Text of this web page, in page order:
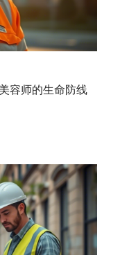
容师的生命防线